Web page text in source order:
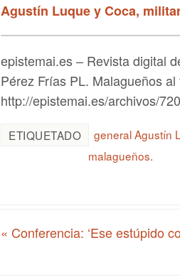
Agustín Luque y Coca,
epistemai.es – Revista digital
Pérez Frías PL. Malagueños
http://epistemai.es/archivos/
ETIQUETADO general Agustín
malagueños.
« Conferencia: ‘Ese estúpido